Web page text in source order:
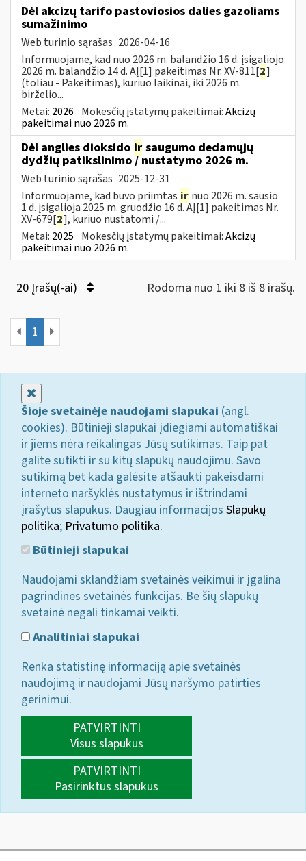
Dėl akcizų tarifo pastoviosios dalies gazoliams
sumažinimo
Web turinio sąrašas 2026-04-16
Informuojame, kad nuo 2026 m. balandžio 16 d. įsigaliojo
2026 m. balandžio 14 d. AĮ[1] pakeitimas Nr. XV-811[2]
(toliau - Pakeitimas), kuriuo laikinai, iki 2026 m.
birželio...
Metai: 2026 Mokesčių įstatymų pakeitimai:Akcizų
pakeitimai nuo 2026 m.
Dėl anglies dioksido ir saugumo dedamųjų
dydžių patikslinimo / nustatymo 2026 m.
Web turinio sąrašas 2025-12-31
Informuojame, kad buvo priimtas ir nuo 2026 m. sausio
1 d. įsigalioja 2025 m. gruodžio 16 d. AĮ[1] pakeitimas Nr.
XV-679[2], kuriuo nustatomi /...
Metai: 2025 Mokesčių įstatymų pakeitimai:Akcizų
pakeitimai nuo 2026 m.
20 Įrašų(-ai) Rodoma nuo 1 iki 8 iš 8 irašų.
1
Šioje svetainėje naudojami slapukai (angl.
cookies). Būtinieji slapukai įdiegiami automatiškai
ir jiems nėra reikalingas Jūsų sutikimas. Taip pat
galite sutikti ir su kitų slapukų naudojimu. Savo
sutikimą bet kada galėsite atšaukti pakeisdami
interneto naršyklės nustatymus ir ištrindami
įrašytus slapukus. Daugiau informacijos Slapukų
politika; Privatumo politika.
Būtinieji slapukai
Naudojami sklandžiam svetainės veikimui ir įgalina
pagrindines svetainės funkcijas. Be šių slapukų
svetainė negali tinkamai veikti.
Analitiniai slapukai
Renka statistinę informaciją apie svetainės
naudojimą ir naudojami Jūsų naršymo patirties
gerinimui.
PATVIRTINTI
Visus slapukus
PATVIRTINTI
Pasirinktus slapukus